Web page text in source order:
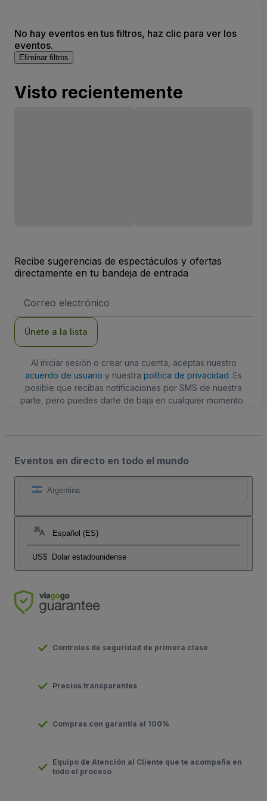
No hay eventos en tus filtros, haz clic para ver los
eventos.
Eliminar filtros
Visto recientemente
Recibe sugerencias de espectáculos y ofertas
directamente en tu bandeja de entrada
de
Únete a la lista
Al iniciar sesión o crear una cuenta, aceptas nuestro
acuerdo de usuario y nuestra política de privacidad. Es
posible que recibas notificaciones por SMS de nuestra
parte, pero puedes darte de baja en cualquier momento.
Eventos en directo en todo el mundo
Argentina
Español (ES)
US$ Dolar estadounidense
Controles de seguridad de primera clase
Precios transparentes
Compras con garantía al 100%
Equipo de Atención al Cliente que te acompaña en
todo el proceso